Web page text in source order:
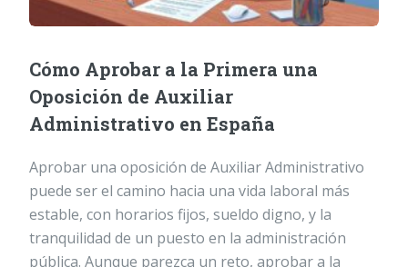
Cómo Aprobar a la Primera una
Oposición de Auxiliar
Administrativo en España
Aprobar una oposición de Auxiliar Administrativo
puede ser el camino hacia una vida laboral más
estable, con horarios fijos, sueldo digno, y la
tranquilidad de un puesto en la administración
pública. Aunque parezca un reto, aprobar a la